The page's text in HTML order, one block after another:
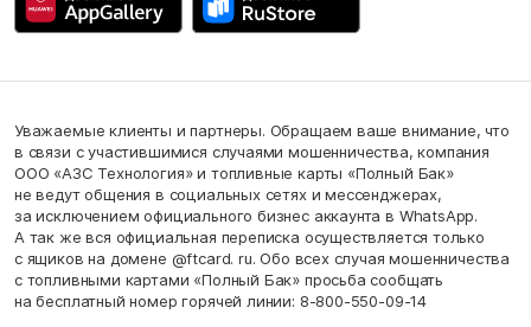
Уважаемые клиенты и партнеры. Обращаем ваше внимание, что
в связи с участившимися случаями мошенничества, компания
ООО «АЗС Технология» и топливные карты «Полный Бак»
не ведут общения в социальных сетях и мессенджерах,
за исключением официального бизнес аккаунта в WhatsApp.
А так же вся официальная переписка осуществляется только
с ящиков на домене @ftcard. ru. Обо всех случая мошенничества
с топливными картами «Полный Бак» просьба сообщать
на бесплатный номер горячей линии: 8-800-550-09-14